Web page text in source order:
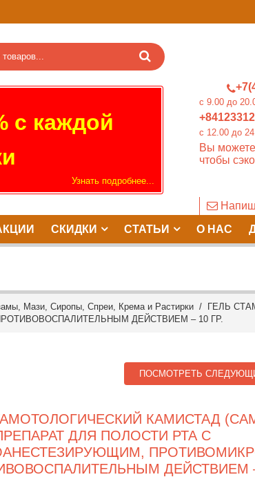
c 9.00 до
c 12.00 до
Вы можете
чтобы
с каждой
Узнать подробнее...
СКИДКИ СТАТЬИ О НАС
Мази, Сиропы, Спреи, Крема и Растирки / ГЕЛЬ
ДЕЙСТВИЕМ – 10 ГР.
ПОСМОТРЕТЬ
КАМИСТАД
ДЛЯ ПОЛОСТИ РТА С
ДЕЙСТВИЕМ –